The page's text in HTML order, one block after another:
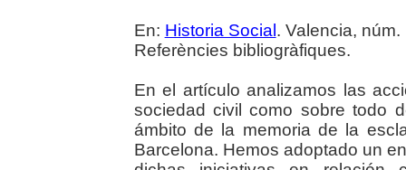
En: Historia Social . Valencia,
Referències bibliogràfiques.
En el artículo analizamos las
sociedad civil como sobre todo
ámbito de la memoria de la
Barcelona. Hemos adoptado un